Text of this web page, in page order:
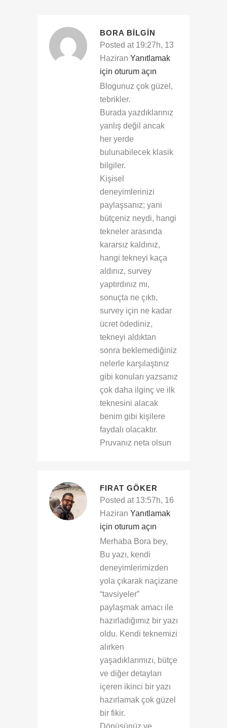
BORA BILGIN
Posted at 19:27h, 13
Haziran Yanıtlamak
için oturum açın
Blogunuz çok güzel,
tebrikler.
Burada yazdıklarınız
yanlış değil ancak
her yerde
bulunabilecek klasik
bilgiler.
Kişisel
deneyimlerinizi
paylaşsanız; yani
bütçeniz neydi, hangi
tekneler arasında
kararsız kaldınız,
hangi tekneyi kaça
aldınız, survey
yaptırdınız mı,
sonuçta ne çıktı,
survey için ne kadar
ücret ödediniz,
tekneyi aldıktan
sonra beklemediğiniz
nelerle karşılaştınız
gibi konuları yazsanız
çok daha ilginç ve ilk
teknesini alacak
benim gibi kişilere
faydalı olacaktır.
Pruvanız neta olsun
FIRAT GÖKER
Posted at 13:57h, 16
Haziran Yanıtlamak
için oturum açın
Merhaba Bora bey,
Bu yazı, kendi
deneyimlerimizden
yola çıkarak naçizane
“tavsiyeler”
paylaşmak amacı ile
hazırladığımız bir yazı
oldu. Kendi teknemizi
alırken
yaşadıklarımızı, bütçe
ve diğer detayları
içeren ikinci bir yazı
hazırlamak çok güzel
bir fikir.
Dönüşünüz ve